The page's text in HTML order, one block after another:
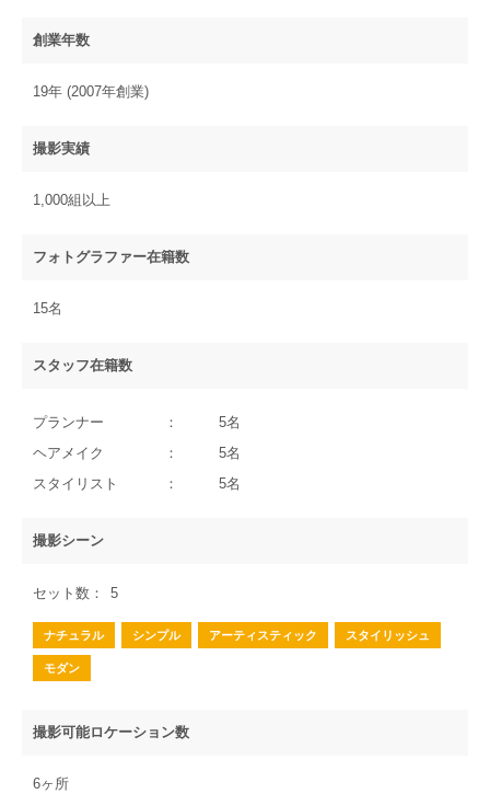
創業年数
19年 (2007年創業)
撮影実績
1,000組以上
フォトグラファー在籍数
15名
スタッフ在籍数
プランナー
5名
ヘアメイク
5名
スタイリスト
5名
撮影シーン
セット数 5
ナチュラル シンプル アーティスティック スタイリッシュ
モダン
撮影可能ロケーション数
6ヶ所